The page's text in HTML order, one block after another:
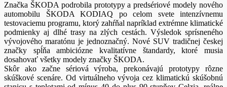
Značka ŠKODA podrobila prototypy a predsériové modely nového
automobilu ŠKODA KODIAQ po celom svete intenzívnemu
testovaciemu programu, ktorý zahŕňal napríklad extrémne klimatické
podmienky aj dlhé trasy na zlých cestách. Výsledok sprísneného
vývojového maratónu je jednoznačný. Nové SUV tradičnej českej
značky spĺňa ambiciózne kvalitatívne štandardy, ktoré musia
dosahovať všetky modely značky ŠKODA.
Skôr ako začne sériová výroba, prekonávajú prototypy rôzne
skúškové scenáre. Od virtuálneho vývoja cez klimatickú skúšobnú